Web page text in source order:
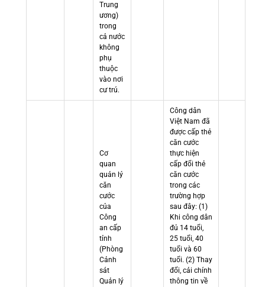
Trung
ương)
trong
cả nước
không
phụ
thuộc
vào nơi
cư trú.
Cơ
quan
quản lý
căn
cước
của
Công
an cấp
tỉnh
(Phòng
Cảnh
sát
Quản lý
Công dân
Việt Nam đã
được cấp thẻ
căn cước
thực hiện
cấp đổi thẻ
căn cước
trong các
trường hợp
sau đây: (1)
Khi công dân
đủ 14 tuổi,
25 tuổi, 40
tuổi và 60
tuổi. (2) Thay
đổi, cải chính
thông tin về